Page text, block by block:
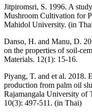
Jitpiromsri, S. 1996. A
Mushroom Cultivation for
Mahidol University. (in
Danso, H. and Manu, D.
on the properties of soil-
Materials. 12(1): 15-16.
Piyang, T. and et al. 2018.
production from palm oil
Rajamangala University of
10(3): 497-511. (in Thai)